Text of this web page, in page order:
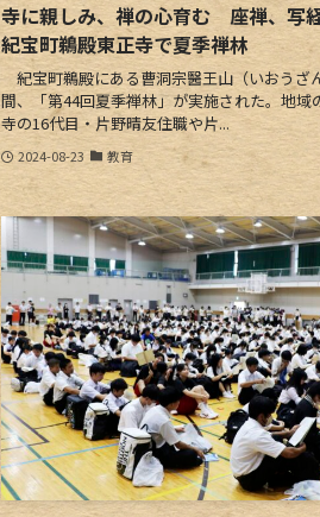
寺に親しみ、禅の心育む 座禅、
紀宝町鵜殿東正寺で夏季禅林
紀宝町鵜殿にある曹洞宗醫王山（いおうざ
間、「第44回夏季禅林」が実施された。地域
寺の16代目・片野晴友住職や片...
2024-08-23 教育